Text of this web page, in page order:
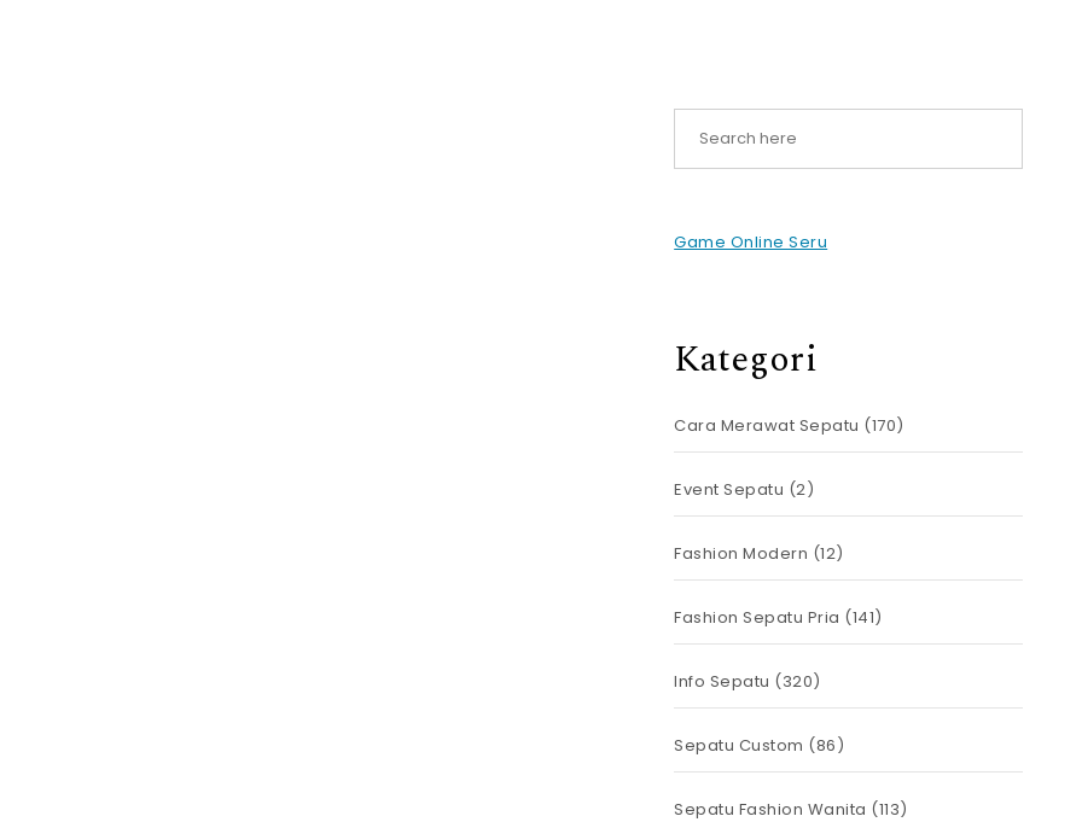
Game Online Seru
Kategori
Cara Merawat Sepatu (170)
Event Sepatu (2)
Fashion Modern (12)
Fashion Sepatu Pria (141)
Info Sepatu (320)
Sepatu Custom (86)
Sepatu Fashion Wanita (113)